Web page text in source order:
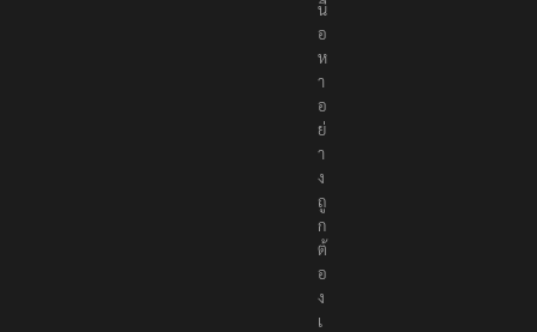
เ
นื้
อ
ห
า
อ
ย่
า
ง
ถู
ก
ต้
อ
ง